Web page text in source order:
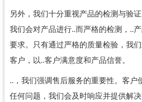
另外，我们十分重视产品的检测与验
我们会对产品进行..而严格的检测，..
要求。只有通过严格的质量检验，我
客户，以..客户满意度和产品信誉。
..，我们强调售后服务的重要性。客户
任何问题，我们会及时响应并提供解